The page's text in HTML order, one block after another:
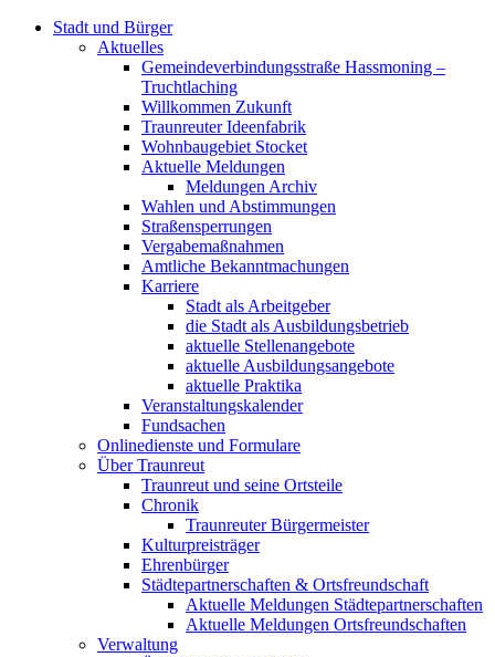
Stadt und Bürger
Aktuelles
Gemeindeverbindungsstraße Hassmoning –
Truchtlaching
Willkommen Zukunft
Traunreuter Ideenfabrik
Wohnbaugebiet Stocket
Aktuelle Meldungen
Meldungen Archiv
Wahlen und Abstimmungen
Straßensperrungen
Vergabemaßnahmen
Amtliche Bekanntmachungen
Karriere
Stadt als Arbeitgeber
die Stadt als Ausbildungsbetrieb
aktuelle Stellenangebote
aktuelle Ausbildungsangebote
aktuelle Praktika
Veranstaltungskalender
Fundsachen
Onlinedienste und Formulare
Über Traunreut
Traunreut und seine Ortsteile
Chronik
Traunreuter Bürgermeister
Kulturpreisträger
Ehrenbürger
Städtepartnerschaften & Ortsfreundschaft
Aktuelle Meldungen Städtepartnerschaften
Aktuelle Meldungen Ortsfreundschaften
Verwaltung